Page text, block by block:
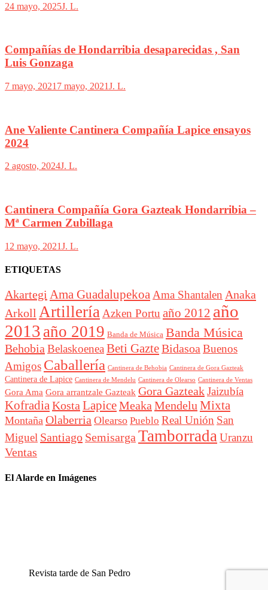
24 mayo, 2025J. L.
Compañías de Hondarribia desaparecidas , San
Luis Gonzaga
7 mayo, 2021 7 mayo, 2021J. L.
Ane Valiente Cantinera Compañía Lapice ensayos
2024
2 agosto, 2024J. L.
Cantinera Compañía Gora Gazteak Hondarribia –
Mª Carmen Zubillaga
12 mayo, 2021J. L.
ETIQUETAS
Akartegi Ama GuadalupekoaAma Shantalen Anaka
Arkoll ArtilleríaAzken Portu año 2012 año
2013 año 2019 Banda de Música Banda Música
BehobiaBelaskoeneaBeti GazteBidasoaBuenos
Amigos Caballería Cantinera de Behobia Cantinera de Gora Gazteak
Cantinera de Lapice Cantinera de Mendelu Cantinera de Olearso Cantinera de Ventas
Gora Ama Gora arrantzale Gazteak Gora GazteakJaizubía
KofradiaKostaLapiceMeakaMendeluMixta
Montaña Olaberria Olearso Pueblo Real Unión San
Miguel Santiago SemisargaTamborradaUranzu
Ventas
El Alarde en Imágenes
Revista tarde de San Pedro